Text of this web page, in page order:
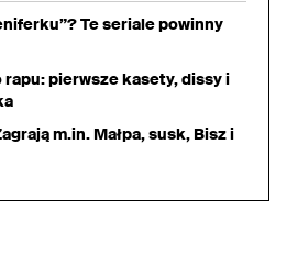
Te seriale powinny
pierwsze kasety, dissy i
m.in. Małpa, susk, Bisz i